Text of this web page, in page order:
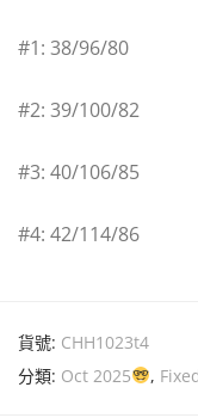
#1: 38/96/80
#2: 39/100/82
#3: 40/106/85
#4: 42/114/86
貨號: CHH1023t4
分類: Oct 2025 ,